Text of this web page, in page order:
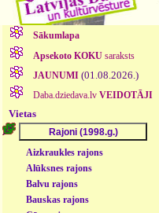
Sākumlapa
Apsekoto KOKUsaraksts
JAUNUMI (01.08.2026.)
Daba.dziedava.lv VEIDOTĀJI
Vietas
Aizkraukles rajons
Alūksnes rajons
Balvu rajons
Bauskas rajons